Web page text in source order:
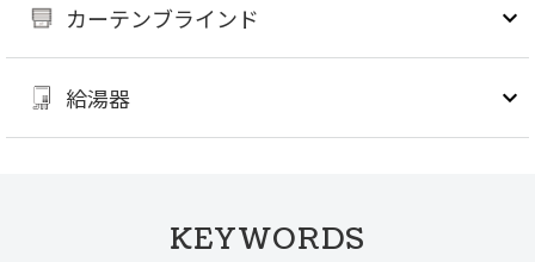
カーテンブラインド
給湯器
KEYWORDS